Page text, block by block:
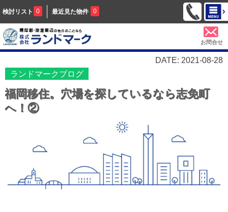
検討リスト 0 最近見た物件 0
お問合せ
DATE: 2021-08-28
ランドマークブログ
福岡移住。穴場を探しているなら志免町
へ！②